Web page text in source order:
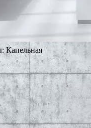
Капельная